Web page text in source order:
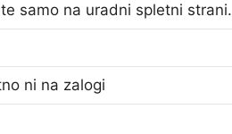
samo na uradni spletni strani.
ni na zalogi